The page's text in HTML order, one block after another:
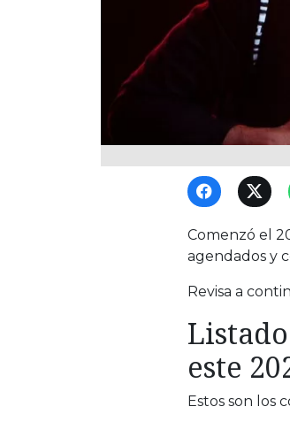
Comenzó el
agendados y
Revisa a
este
Estos son los